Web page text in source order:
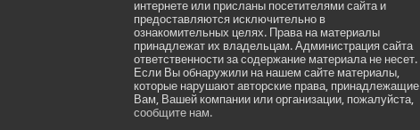
интернете или присланы посетителями сайта и
предоставляются исключительно в
ознакомительных целях. Права на материалы
принадлежат их владельцам. Администрация сайта
ответственности за содержание материала не несет.
Если Вы обнаружили на нашем сайте материалы,
которые нарушают авторские права, принадлежащие
Вам, Вашей компании или организации, пожалуйста,
сообщите нам.